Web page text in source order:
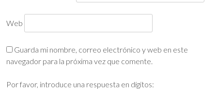
Web
Guarda mi nombre, correo electrónico y web en este
navegador para la próxima vez que comente.
Por favor, introduce una respuesta en dígitos: